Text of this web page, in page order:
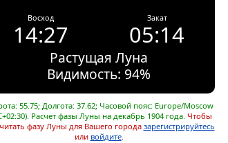
Восход
14:27
Закат
05:14
Растущая Луна
Видимость: 94%
55.75; Долгота: 37.62; Часовой пояс: Europe/Moscow
Расчет фазы Луны на декабрь 1904 года. Чтобы
фазу Луны для Вашего города зарегистрируйтесь
или войдите.